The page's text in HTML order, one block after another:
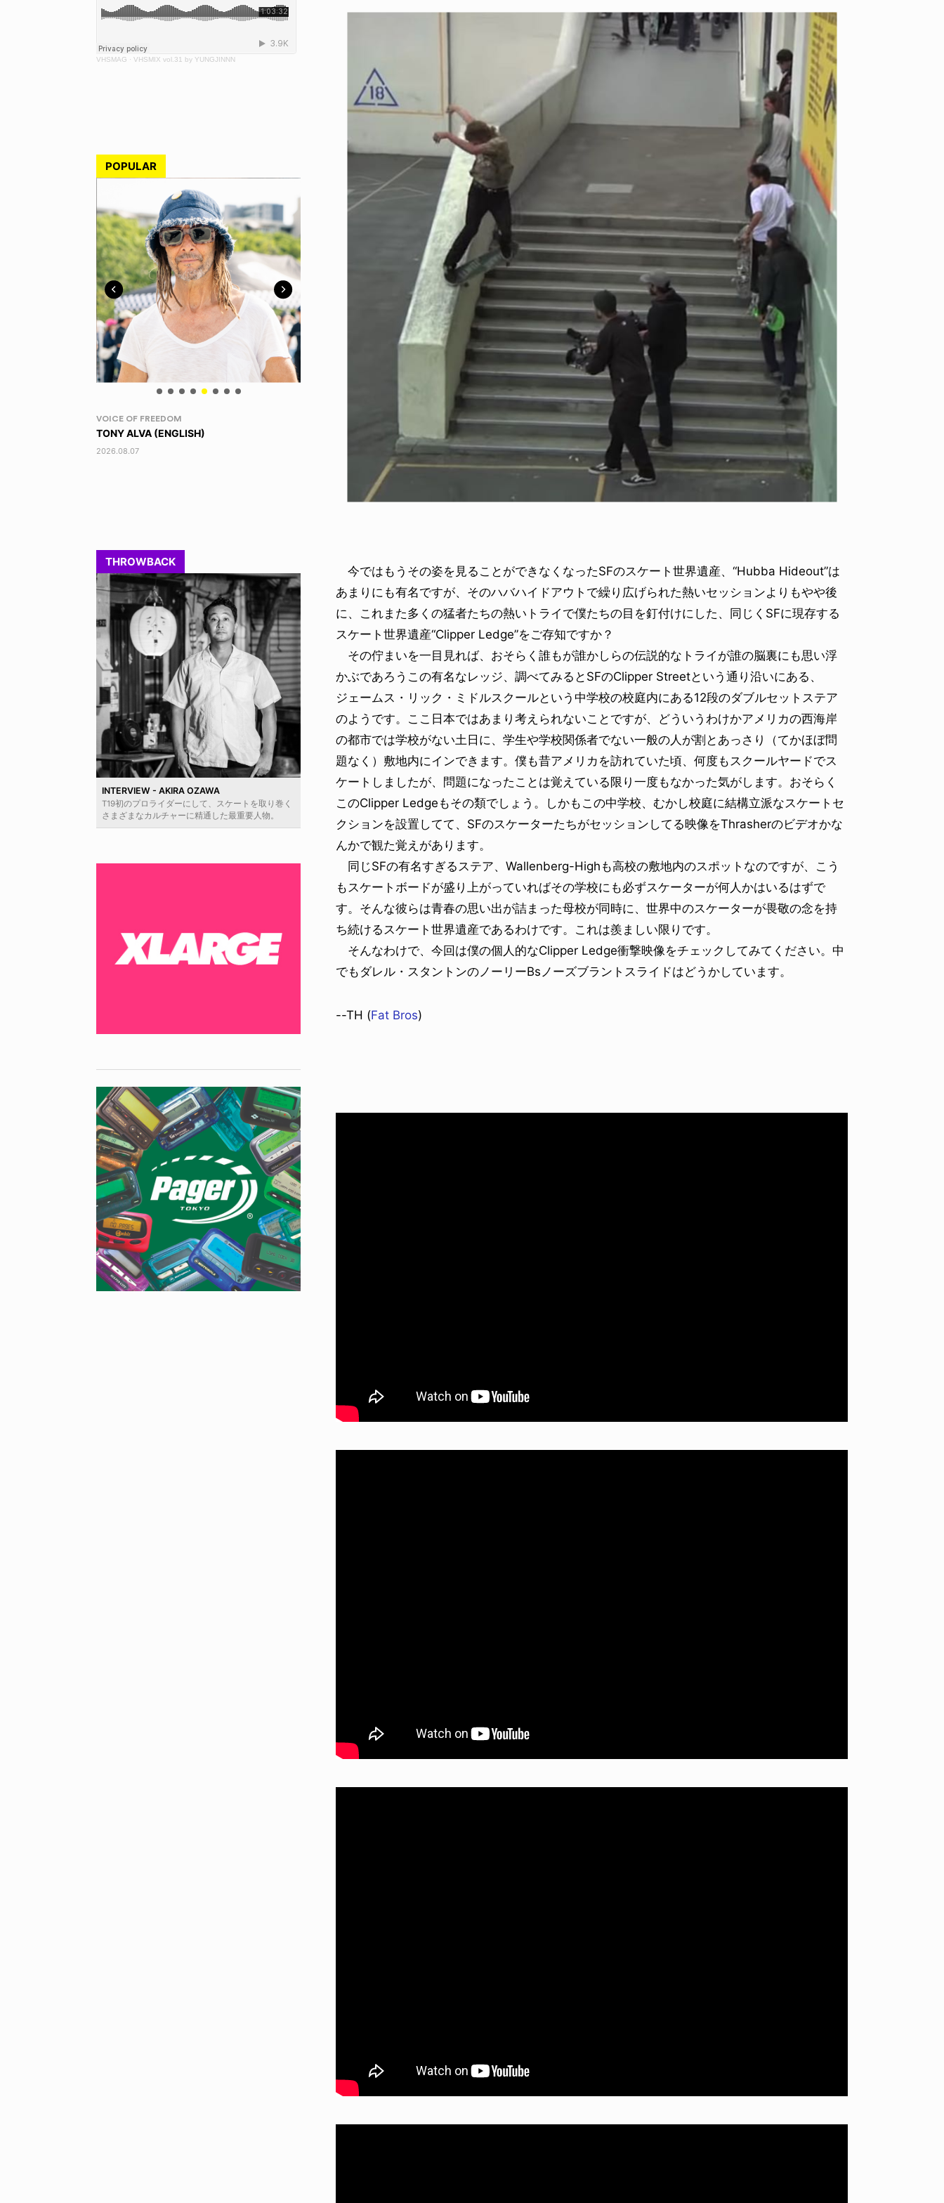
VHSMAG · VHSMIX vol.31 by YUNGJINNN
POPULAR
VOICE OF FREEDOM
TONY ALVA (ENGLISH)
2026.08.07
VOICE OF FREEDOM
AKIRA OZAWA / 尾澤 彰
2021.09.02
ID
IZURU NAGAHARA / 永原依弦
2026.08.05
THROWBACK
INTERVIEW - AKIRA OZAWA
T19初のプロライダーにして、スケートを取り巻く
さまざまなカルチャーに精通した最重要人物。
今ではもうその姿を見ることができなくなったSFのスケート世界遺産、“Hubba Hideout”は
あまりにも有名ですが、そのハバハイドアウトで繰り広げられた熱いセッションよりもやや後
に、これまた多くの猛者たちの熱いトライで僕たちの目を釘付けにした、同じくSFに現存する
スケート世界遺産“Clipper Ledge”をご存知ですか？
その佇まいを一目見れば、おそらく誰もが誰かしらの伝説的なトライが誰の脳裏にも思い浮
かぶであろうこの有名なレッジ、調べてみるとSFのClipper Streetという通り沿いにある、
ジェームス・リック・ミドルスクールという中学校の校庭内にある12段のダブルセットステア
のようです。ここ日本ではあまり考えられないことですが、どういうわけかアメリカの西海岸
の都市では学校がない土日に、学生や学校関係者でない一般の人が割とあっさり（てかほぼ問
題なく）敷地内にインできます。僕も昔アメリカを訪れていた頃、何度もスクールヤードでス
ケートしましたが、問題になったことは覚えている限り一度もなかった気がします。おそらく
このClipper Ledgeもその類でしょう。しかもこの中学校、むかし校庭に結構立派なスケートセ
クションを設置してて、SFのスケーターたちがセッションしてる映像をThrasherのビデオかな
んかで観た覚えがあります。
同じSFの有名すぎるステア、Wallenberg-Highも高校の敷地内のスポットなのですが、こう
もスケートボードが盛り上がっていればその学校にも必ずスケーターが何人かはいるはずで
す。そんな彼らは青春の思い出が詰まった母校が同時に、世界中のスケーターが畏敬の念を持
ち続けるスケート世界遺産であるわけです。これは羨ましい限りです。
そんなわけで、今回は僕の個人的なClipper Ledge衝撃映像をチェックしてみてください。中
でもダレル・スタントンのノーリーBsノーズブラントスライドはどうかしています。
--TH (Fat Bros)